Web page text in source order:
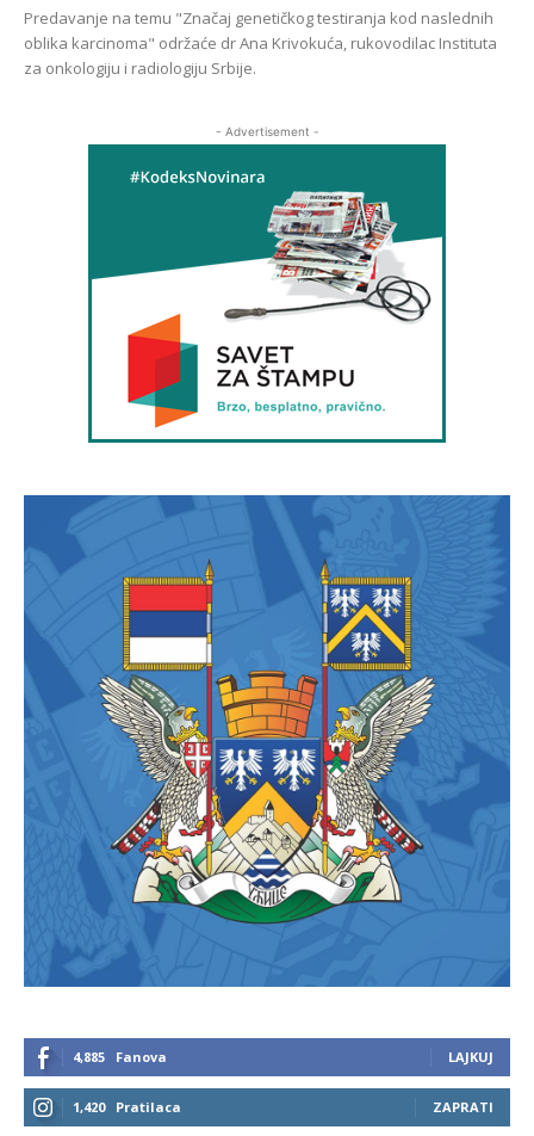
Predavanje na temu "Značaj genetičkog testiranja kod naslednih
oblika karcinoma" održaće dr Ana Krivokuća, rukovodilac Instituta
za onkologiju i radiologiju Srbije.
- Advertisement -
4,885 Fanova LAJKUJ
1,420 Pratilaca ZAPRATI